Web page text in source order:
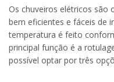
Os chuveiros elétricos são
bem eficientes e fáceis de
temperatura é feito
principal função é a
possível optar por três